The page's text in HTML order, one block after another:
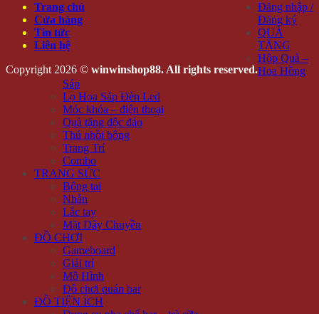
Trang chủ
Cửa hàng
Tin tức
Liên hệ
Copyright 2026 © winwinshop88. All rights reserved.
Đăng nhập /
Đăng ký
QUÀ
TẶNG
Hộp Quà –
Hoa Hồng
Sáp
Lọ Hoa Sáp Đèn Led
Móc khóa – điện thoại
Quà tặng độc đáo
Thú nhồi bông
Trang Trí
Combo
TRANG SỨC
Bông tai
Nhẫn
Lắc tay
Mặt Dây Chuyền
ĐỒ CHƠI
Gameboard
Giải trí
Mô Hình
Đồ chơi quán bar
ĐỒ TIỆN ÍCH